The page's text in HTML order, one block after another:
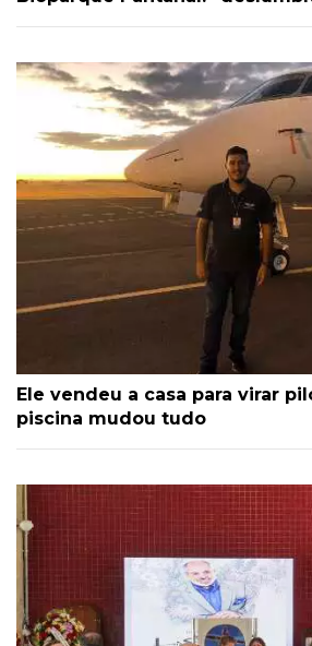
Ele vendeu a casa para virar
piscina mudou tudo